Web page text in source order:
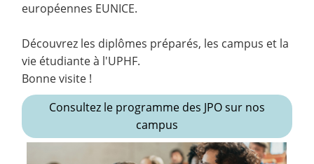
européennes EUNICE.
Découvrez les diplômes préparés, les campus et la
vie étudiante à l'UPHF.
Bonne visite !
Consultez le programme des JPO sur nos
campus